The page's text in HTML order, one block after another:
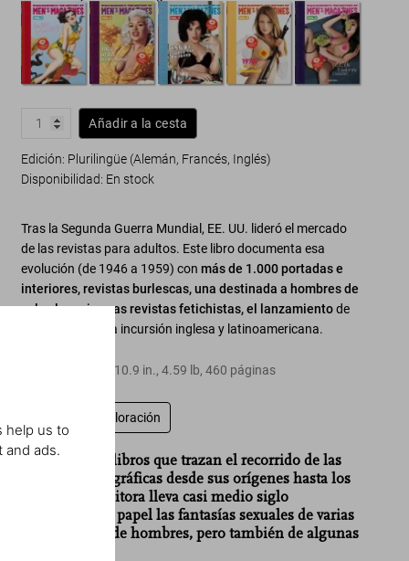
help us to
and ads.
Añadir a la cesta
Edición: Plurilingüe (Alemán, Francés, Inglés)
Disponibilidad: En stock
Tras la Segunda Guerra Mundial, EE. UU. lideró el mercado
de las revistas para adultos. Este libro documenta esa
evolución (de 1946 a 1959) conmás de 1.000 portadas e
interiores, revistas burlescas, una destinada a hombres de
color, las primeras revistas fetichistas, el lanzamientode
y alguna incursión inglesa y latinoamericana.
10.9 in.,4.59 lb,460 páginas
Escriba una valoración
“Una serie de libros que trazan el recorrido de las
revistas pornográficas desde sus orígenes hasta los
años 80. La editora lleva casi medio siglo
trasladando al papel las fantasías sexuales de varias
generaciones de hombres, pero también de algunas